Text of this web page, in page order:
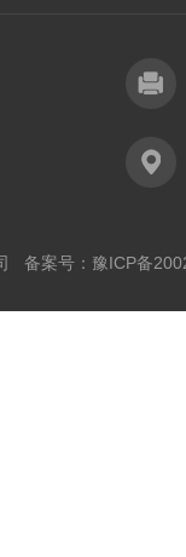
备案号： 豫ICP备